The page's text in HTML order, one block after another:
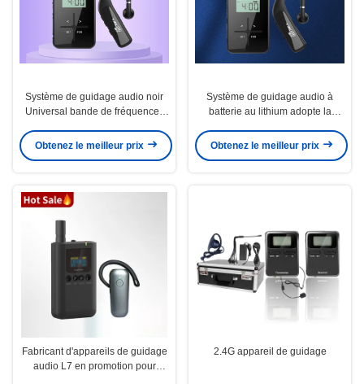
Système de guidage audio noir
Universal bande de fréquences
Obtenez le meilleur prix
Système de guidage audio à
batterie au lithium adopte la
signal 4GFSK
Obtenez le meilleur prix
Fabricant d'appareils de guidage
audio L7 en promotion pour
2.4G appareil de guidage